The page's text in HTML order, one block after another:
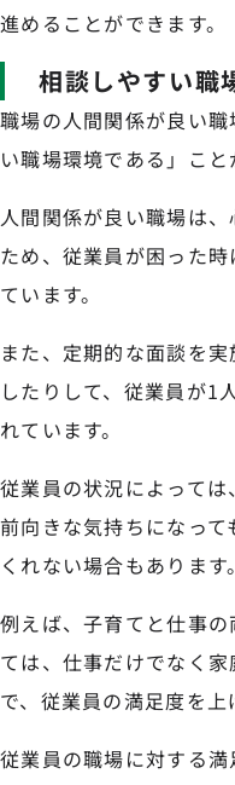
進めることができます。
相談しやすい職
職場の人間関係が良い
い職場環境である」こと
人間関係が良い職場は
ため、従業員が困った
ています。
また、定期的な面談を
したりして、従業員が1
れています。
従業員の状況によっては
前向きな気持ちになっ
くれない場合もあります。
例えば、子育てと仕事
ては、仕事だけでなく
で、従業員の満足度を上
従業員の職場に対する